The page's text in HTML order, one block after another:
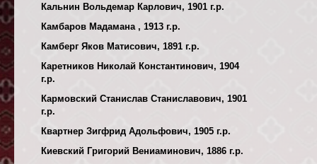
Кальнин Вольдемар Карлович, 1901 г.р.
Камбаров Мадамана , 1913 г.р.
Камберг Яков Матисович, 1891 г.р.
Каретников Николай Константинович, 1904
г.р.
Кармовский Станислав Станиславович, 1901
г.р.
Квартнер Зигфрид Адольфович, 1905 г.р.
Киевский Григорий Вениаминович, 1886 г.р.